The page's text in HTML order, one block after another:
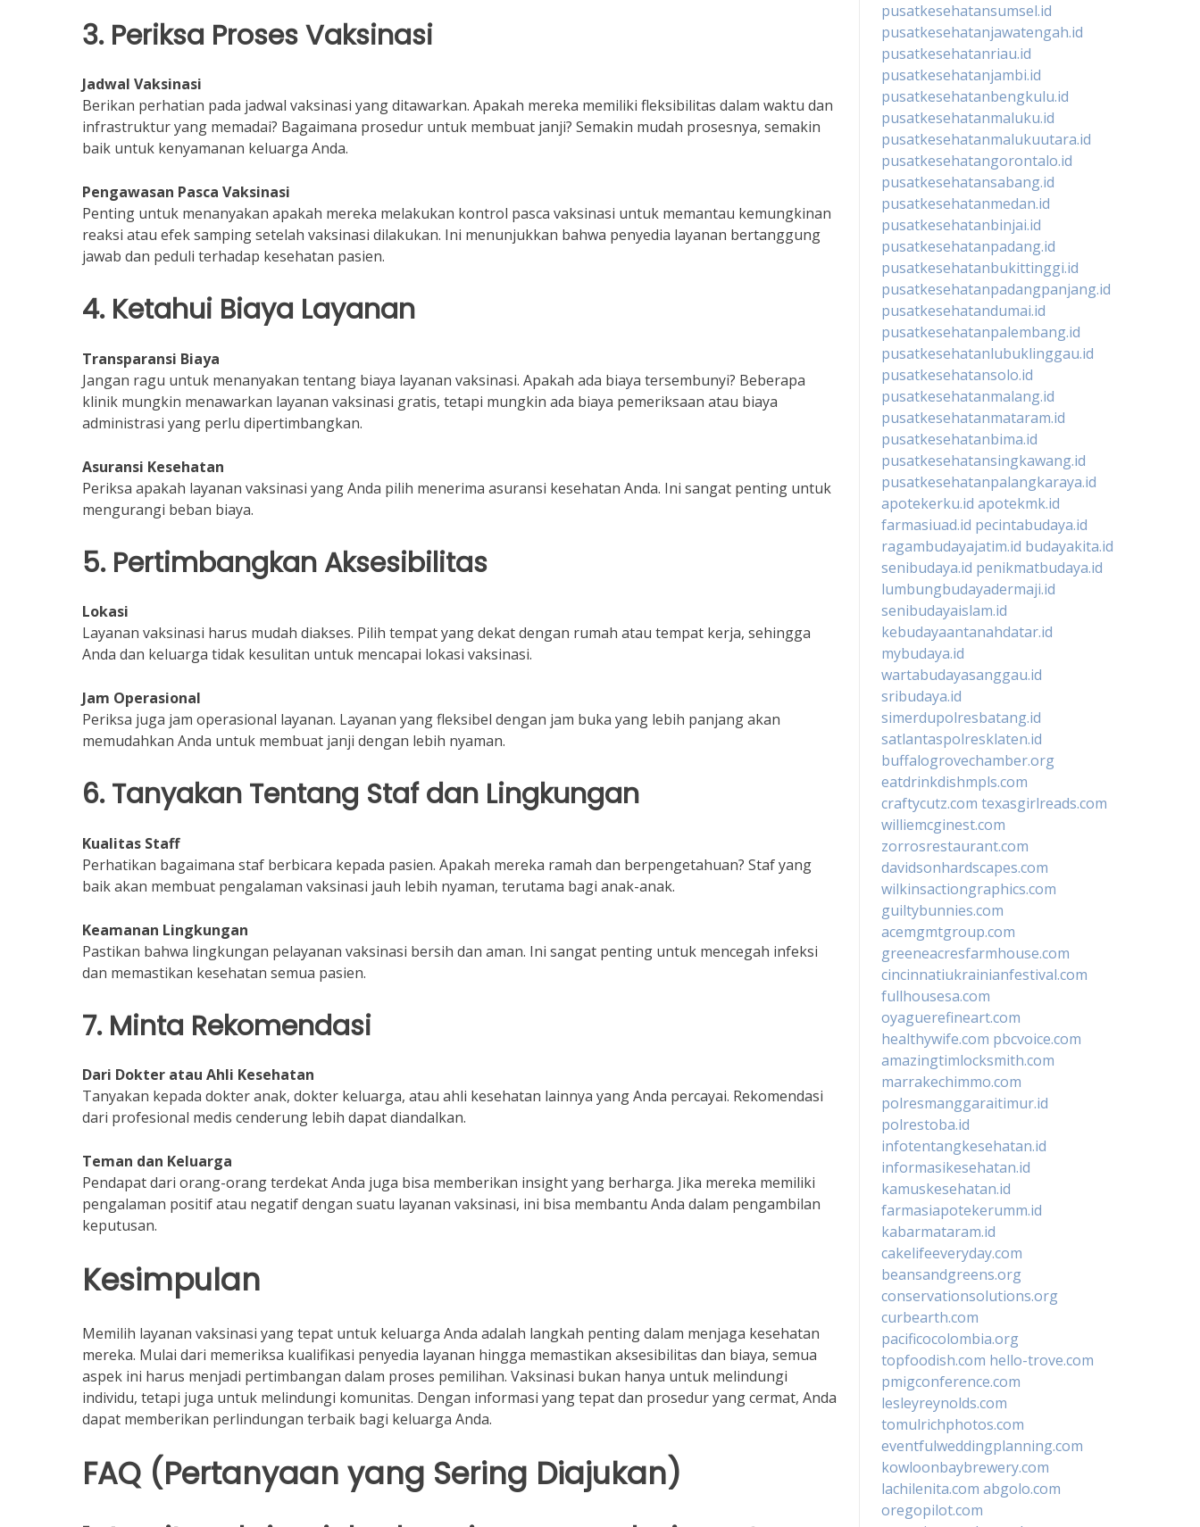
3. Periksa Proses Vaksinasi
Jadwal Vaksinasi
Berikan perhatian pada jadwal vaksinasi yang ditawarkan. Apakah mereka memiliki fleksibilitas dalam waktu dan
infrastruktur yang memadai? Bagaimana prosedur untuk membuat janji? Semakin mudah prosesnya, semakin
baik untuk kenyamanan keluarga Anda.
Pengawasan Pasca Vaksinasi
Penting untuk menanyakan apakah mereka melakukan kontrol pasca vaksinasi untuk memantau kemungkinan
reaksi atau efek samping setelah vaksinasi dilakukan. Ini menunjukkan bahwa penyedia layanan bertanggung
jawab dan peduli terhadap kesehatan pasien.
4. Ketahui Biaya Layanan
Transparansi Biaya
Jangan ragu untuk menanyakan tentang biaya layanan vaksinasi. Apakah ada biaya tersembunyi? Beberapa
klinik mungkin menawarkan layanan vaksinasi gratis, tetapi mungkin ada biaya pemeriksaan atau biaya
administrasi yang perlu dipertimbangkan.
Asuransi Kesehatan
Periksa apakah layanan vaksinasi yang Anda pilih menerima asuransi kesehatan Anda. Ini sangat penting untuk
mengurangi beban biaya.
5. Pertimbangkan Aksesibilitas
Lokasi
Layanan vaksinasi harus mudah diakses. Pilih tempat yang dekat dengan rumah atau tempat kerja, sehingga
Anda dan keluarga tidak kesulitan untuk mencapai lokasi vaksinasi.
Jam Operasional
Periksa juga jam operasional layanan. Layanan yang fleksibel dengan jam buka yang lebih panjang akan
memudahkan Anda untuk membuat janji dengan lebih nyaman.
6. Tanyakan Tentang Staf dan Lingkungan
Kualitas Staff
Perhatikan bagaimana staf berbicara kepada pasien. Apakah mereka ramah dan berpengetahuan? Staf yang
baik akan membuat pengalaman vaksinasi jauh lebih nyaman, terutama bagi anak-anak.
Keamanan Lingkungan
Pastikan bahwa lingkungan pelayanan vaksinasi bersih dan aman. Ini sangat penting untuk mencegah infeksi
dan memastikan kesehatan semua pasien.
7. Minta Rekomendasi
Dari Dokter atau Ahli Kesehatan
Tanyakan kepada dokter anak, dokter keluarga, atau ahli kesehatan lainnya yang Anda percayai. Rekomendasi
dari profesional medis cenderung lebih dapat diandalkan.
Teman dan Keluarga
Pendapat dari orang-orang terdekat Anda juga bisa memberikan insight yang berharga. Jika mereka memiliki
pengalaman positif atau negatif dengan suatu layanan vaksinasi, ini bisa membantu Anda dalam pengambilan
keputusan.
Kesimpulan
Memilih layanan vaksinasi yang tepat untuk keluarga Anda adalah langkah penting dalam menjaga kesehatan
mereka. Mulai dari memeriksa kualifikasi penyedia layanan hingga memastikan aksesibilitas dan biaya, semua
aspek ini harus menjadi pertimbangan dalam proses pemilihan. Vaksinasi bukan hanya untuk melindungi
individu, tetapi juga untuk melindungi komunitas. Dengan informasi yang tepat dan prosedur yang cermat, Anda
dapat memberikan perlindungan terbaik bagi keluarga Anda.
FAQ (Pertanyaan yang Sering Diajukan)
pusatkesehatansumsel.id
pusatkesehatanjawatengah.id
pusatkesehatanriau.id
pusatkesehatanjambi.id
pusatkesehatanbengkulu.id
pusatkesehatanmaluku.id
pusatkesehatanmalukuutara.id
pusatkesehatangorontalo.id
pusatkesehatansabang.id
pusatkesehatanmedan.id
pusatkesehatanbinjai.id
pusatkesehatanpadang.id
pusatkesehatanbukittinggi.id
pusatkesehatanpadangpanjang.id
pusatkesehatandumai.id
pusatkesehatanpalembang.id
pusatkesehatanlubuklinggau.id
pusatkesehatansolo.id
pusatkesehatanmalang.id
pusatkesehatanmataram.id
pusatkesehatanbima.id
pusatkesehatansingkawang.id
pusatkesehatanpalangkaraya.id
apotekerku.id apotekmk.id
farmasiuad.id pecintabudaya.id
ragambudayajatim.id budayakita.id
senibudaya.id penikmatbudaya.id
lumbungbudayadermaji.id
senibudayaislam.id
kebudayaantanahdatar.id
mybudaya.id
wartabudayasanggau.id
sribudaya.id
simerdupolresbatang.id
satlantaspolresklaten.id
buffalogrovechamber.org
eatdrinkdishmpls.com
craftycutz.com texasgirlreads.com
williemcginest.com
zorrosrestaurant.com
davidsonhardscapes.com
wilkinsactiongraphics.com
guiltybunnies.com
acemgmtgroup.com
greeneacresfarmhouse.com
cincinnatiukrainianfestival.com
fullhousesa.com
oyaguerefineart.com
healthywife.com pbcvoice.com
amazingtimlocksmith.com
marrakechimmo.com
polresmanggaraitimur.id
polrestoba.id
infotentangkesehatan.id
informasikesehatan.id
kamuskesehatan.id
farmasiapotekerumm.id
kabarmataram.id
cakelifeeveryday.com
beansandgreens.org
conservationsolutions.org
curbearth.com
pacificocolombia.org
topfoodish.com hello-trove.com
pmigconference.com
lesleyreynolds.com
tomulrichphotos.com
eventfulweddingplanning.com
kowloonbaybrewery.com
lachilenita.com abgolo.com
oregopilot.com